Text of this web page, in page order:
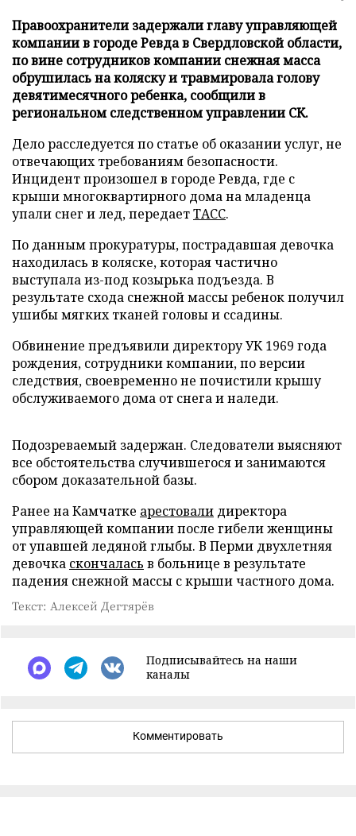
Правоохранители задержали главу управляющей
компании в городе Ревда в Свердловской области,
по вине сотрудников компании снежная масса
обрушилась на коляску и травмировала голову
девятимесячного ребенка, сообщили в
региональном следственном управлении СК.
Дело расследуется по статье об оказании услуг, не
отвечающих требованиям безопасности.
Инцидент произошел в городе Ревда, где с
крыши многоквартирного дома на младенца
упали снег и лед, передаетТАСС.
По данным прокуратуры, пострадавшая девочка
находилась в коляске, которая частично
выступала из-под козырька подъезда. В
результате схода снежной массы ребенок получил
ушибы мягких тканей головы и ссадины.
Обвинение предъявили директору УК 1969 года
рождения, сотрудники компании, по версии
следствия, своевременно не почистили крышу
обслуживаемого дома от снега и наледи.
Подозреваемый задержан. Следователи выясняют
все обстоятельства случившегося и занимаются
сбором доказательной базы.
Ранее на Камчатке арестовали директора
управляющей компании после гибели женщины
от упавшей ледяной глыбы. В Перми двухлетняя
девочка скончалась в больнице в результате
падения снежной массы с крыши частного дома.
Текст: Алексей Дегтярёв
Подписывайтесь на наши
каналы
Комментировать